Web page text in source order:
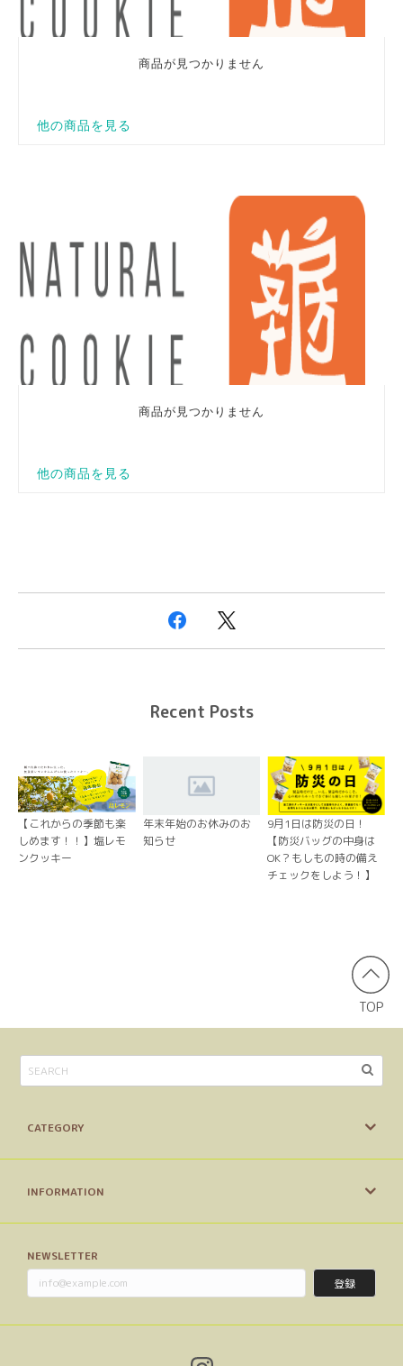
Recent Posts
【これからの季節も楽
しめます！！】塩レモ
ンクッキー
年末年始のお休みのお
知らせ
9月1日は防災の日！
【防災バッグの中身は
OK？もしもの時の備え
チェックをしよう！】
TOP
CATEGORY
INFORMATION
NEWSLETTER
登録